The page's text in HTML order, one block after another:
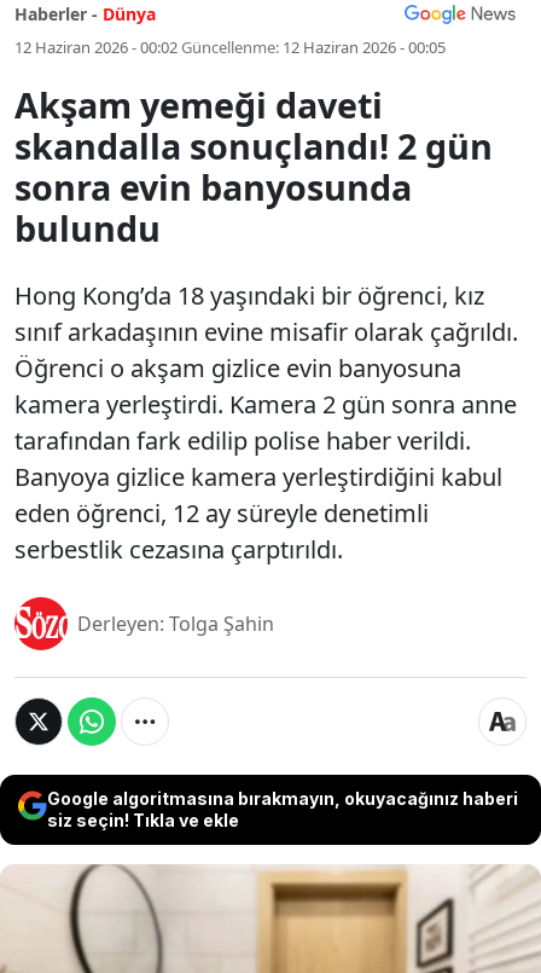
Haberler - Dünya
12 Haziran 2026 - 00:02Güncellenme: 12 Haziran 2026 - 00:05
Akşam yemeği daveti
skandalla sonuçlandı! 2 gün
sonra evin banyosunda
bulundu
Hong Kong’da 18 yaşındaki bir öğrenci, kız
sınıf arkadaşının evine misafir olarak çağrıldı.
Öğrenci o akşam gizlice evin banyosuna
kamera yerleştirdi. Kamera 2 gün sonra anne
tarafından fark edilip polise haber verildi.
Banyoya gizlice kamera yerleştirdiğini kabul
eden öğrenci, 12 ay süreyle denetimli
serbestlik cezasına çarptırıldı.
Derleyen: Tolga Şahin
Google algoritmasına bırakmayın, okuyacağınız haberi
siz seçin! Tıkla ve ekle
Hong Kong’da 18 yaşındaki bir öğrenci, kız sınıf
arkadaşının evine misafir olarak çağrıldı. Öğrenci